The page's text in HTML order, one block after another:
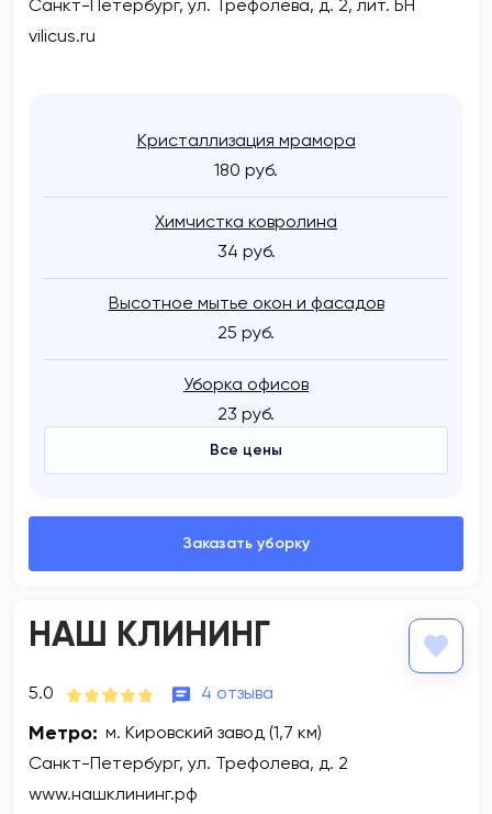
Санкт-Петербург, ул. Трефолева, д. 2, лит. БН
vilicus.ru
Кристаллизация мрамора
180 руб.
Химчистка ковролина
34 руб.
Высотное мытье окон и фасадов
25 руб.
Уборка офисов
23 руб.
Все цены
НАШ КЛИНИНГ
5.0 4 отзыва
Метро: м. Кировский завод (1,7 км)
Санкт-Петербург, ул. Трефолева, д. 2
www.нашклининг.рф